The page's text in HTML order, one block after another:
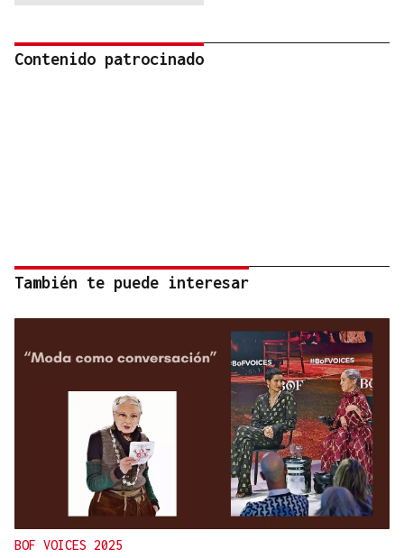
Contenido patrocinado
También te puede interesar
BOF VOICES 2025